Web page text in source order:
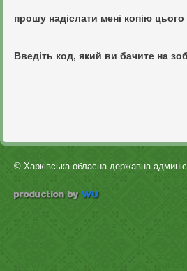
прошу надіслати мені копію
Введіть код, який ви бачите на
© Харківська обласна державна